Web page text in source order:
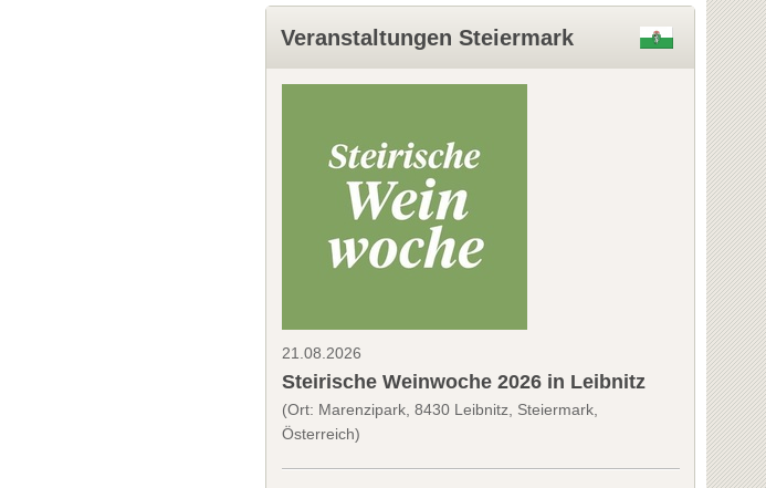
Veranstaltungen Steiermark
21.08.2026
Steirische Weinwoche 2026 in Leibnitz
(Ort: Marenzipark, 8430 Leibnitz, Steiermark,
Österreich)